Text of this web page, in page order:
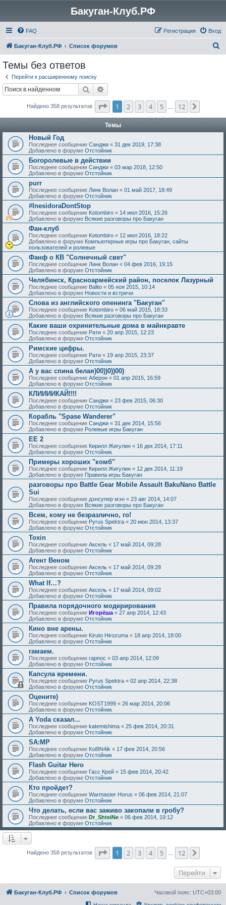
Бакуган-Клуб.РФ
FAQ Вход
Регистрация
Бакуган-Клуб.РФ Список форумов
Темы без ответов
Перейти к расширенному поиску
Поиск
Найдено 358 результатов Страница1 из
1 2 3 4 5 12
Темы
Новый Год
Последнее сообщение Санджи « 31 дек 2019, 17:38
Добавлено в форуме Отстойник
Богоролевые в действии
Последнее сообщение Санджи « 03 мар 2018, 12:50
Добавлено в форуме Отстойник
purr
Последнее сообщение Линк Волан « 01 май 2017, 18:49
Добавлено в форуме Отстойник
#InesidoraDontStop
Последнее сообщение Kotombiro « 14 июл 2016, 15:26
Добавлено в форуме Всякие разговоры про Бакуган
Фан-клуб
Последнее сообщение Kotombiro « 12 июл 2016, 18:22
Добавлено в форуме Компьютерные игры про Бакуган, сайты
пользователей и ролевые
Фанф о КВ "Солнечный свет"
Последнее сообщение Линк Волан « 04 фев 2016, 19:15
Добавлено в форуме Отстойник
Челябинск, Красноармейский район, поселок Лазурный
Последнее сообщение Balito « 05 ноя 2015, 10:14
Добавлено в форуме Новости и встречи
Слова из английского опенинга "Бакуган"
Последнее сообщение Kotombiro « 06 май 2015, 18:33
Добавлено в форуме Всякие разговоры про Бакуган
Какие ваши охринительные дома в майнкравте
Последнее сообщение Рати « 20 апр 2015, 12:23
Добавлено в форуме Отстойник
Римские цифры.
Последнее сообщение Рати « 19 апр 2015, 23:37
Добавлено в форуме Отстойник
А у вас спина белая)00))0))00)
Последнее сообщение Аберон « 01 апр 2015, 16:59
Добавлено в форуме Отстойник
КЛИИИИКАЙ!!!!
Последнее сообщение Санджи « 23 фев 2015, 06:30
Добавлено в форуме Отстойник
Корабль "Spase Wanderer"
Последнее сообщение Санджи « 31 дек 2014, 15:56
Добавлено в форуме Ролевые игры Бакуган
EE 2
Последнее сообщение Кирилл Жигулин « 16 дек 2014, 17:11
Добавлено в форуме Отстойник
Примеры хороших "комб"
Последнее сообщение Кирилл Жигулин « 12 дек 2014, 11:19
Добавлено в форуме Правила игры Бакуган
разговоры про Battle Gear Mobile Assault BakuNano Battle
Sui
Последнее сообщение дэнсупер мэн « 23 авг 2014, 14:07
Добавлено в форуме Всякие разговоры про Бакуган
Всем, кому не безразлично, го!
Последнее сообщение Pyrus Spektra « 20 июн 2014, 13:37
Добавлено в форуме Отстойник
Toxin
Последнее сообщение Аксель « 17 май 2014, 09:28
Добавлено в форуме Отстойник
Агент Веном
Последнее сообщение Аксель « 17 май 2014, 09:28
Добавлено в форуме Отстойник
What If…?
Последнее сообщение Аксель « 17 май 2014, 09:02
Добавлено в форуме Отстойник
Правила порядочного модерирования
Последнее сообщение Игорёша « 27 апр 2014, 12:43
Добавлено в форуме Отстойник
Кино вне арены.
Последнее сообщение Kiruto Hirozuma « 18 апр 2014, 18:00
Добавлено в форуме Отстойник
гамаем.
Последнее сообщение гарпос « 03 апр 2014, 12:09
Добавлено в форуме Отстойник
Капсула времени.
Последнее сообщение Pyrus Spektra « 02 апр 2014, 22:38
Добавлено в форуме Отстойник
Оцените)
Последнее сообщение KOST1999 « 26 мар 2014, 20:06
Добавлено в форуме Отстойник
А Yoda сказал...
Последнее сообщение katemishima « 25 фев 2014, 20:31
Добавлено в форуме Отстойник
SA:MP
Последнее сообщение Kol9N4ik « 17 фев 2014, 20:56
Добавлено в форуме Отстойник
Flash Guitar Hero
Последнее сообщение Гасс Крей « 15 фев 2014, 20:42
Добавлено в форуме Отстойник
Кто пройдет?
Последнее сообщение Warmaster Horus « 06 фев 2014, 21:07
Добавлено в форуме Отстойник
Что делать, если вас заживо закопали в гробу?
Последнее сообщение Dr_ShteiNe « 06 фев 2014, 19:12
Добавлено в форуме Отстойник
Найдено 358 результатов Страница1 из
1 2 3 4 5 12
Перейти
Бакуган-Клуб.РФ Список форумов Часовой пояс: UTC+03:00